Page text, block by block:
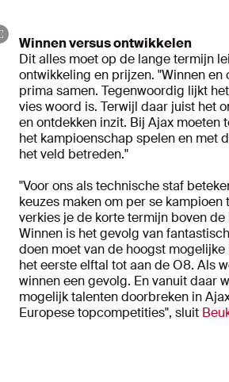
Winnen versus ontwikkelen
Dit alles moet op de lange termijn
ontwikkeling en prijzen. "Winnen en
prima samen. Tegenwoordig lijkt
vies woord is. Terwijl daar juist het
en ontdekken inzit. Bij Ajax moeten
het kampioenschap spelen en met
het veld betreden."
"Voor ons als technische staf
keuzes maken om per se kampioen
verkies je de korte termijn boven
Winnen is het gevolg van
doen moet van de hoogst
het eerste elftal tot aan de O8. Als
winnen een gevolg. En vanuit daar
mogelijk talenten doorbreken in
Europese topcompetities", sluit